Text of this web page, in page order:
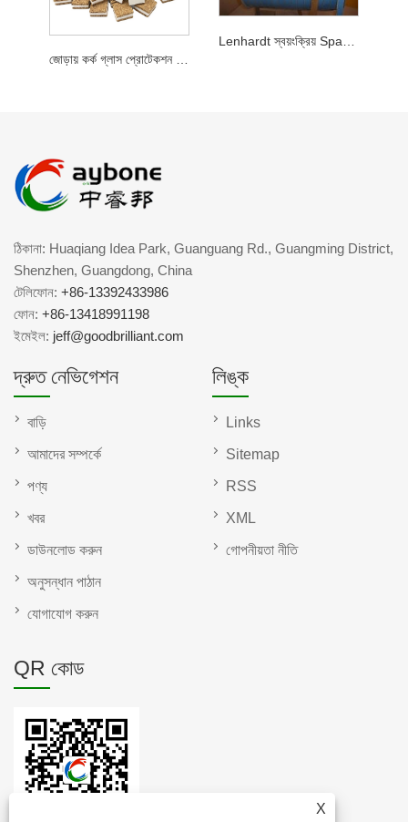
X
ঠিকানা: Huaqiang Idea Park, Guanguang Rd., Guangming District,
Shenzhen, Guangdong, China
টেলিফোন: +86-13392433986
ফোন: +86-13418991198
ইমেইল: jeff@goodbrilliant.com
দ্রুত নেভিগেশন
বাড়ি
আমাদের সম্পর্কে
পণ্য
খবর
ডাউনলোড করুন
অনুসন্ধান পাঠান
যোগাযোগ করুন
লিঙ্ক
Links
Sitemap
RSS
XML
গোপনীয়তা নীতি
QR কোড